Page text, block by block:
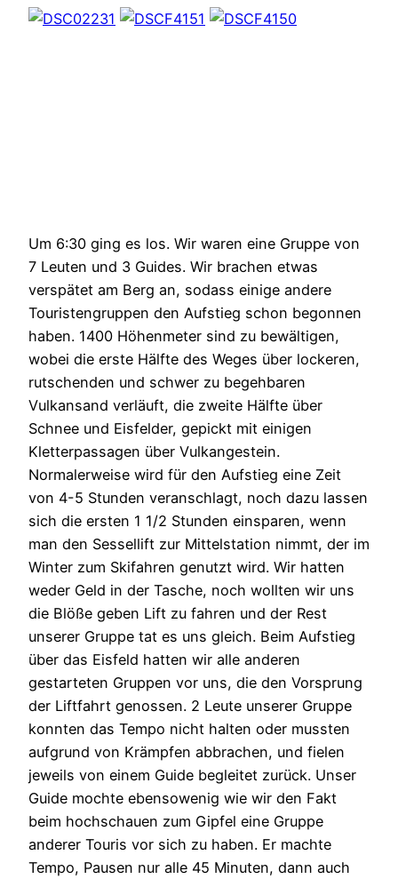
Um 6:30 ging es los. Wir waren eine Gruppe von
7 Leuten und 3 Guides. Wir brachen etwas
verspätet am Berg an, sodass einige andere
Touristengruppen den Aufstieg schon begonnen
haben. 1400 Höhenmeter sind zu bewältigen,
wobei die erste Hälfte des Weges über lockeren,
rutschenden und schwer zu begehbaren
Vulkansand verläuft, die zweite Hälfte über
Schnee und Eisfelder, gepickt mit einigen
Kletterpassagen über Vulkangestein.
Normalerweise wird für den Aufstieg eine Zeit
von 4-5 Stunden veranschlagt, noch dazu lassen
sich die ersten 1 1/2 Stunden einsparen, wenn
man den Sessellift zur Mittelstation nimmt, der im
Winter zum Skifahren genutzt wird. Wir hatten
weder Geld in der Tasche, noch wollten wir uns
die Blöße geben Lift zu fahren und der Rest
unserer Gruppe tat es uns gleich. Beim Aufstieg
über das Eisfeld hatten wir alle anderen
gestarteten Gruppen vor uns, die den Vorsprung
der Liftfahrt genossen. 2 Leute unserer Gruppe
konnten das Tempo nicht halten oder mussten
aufgrund von Krämpfen abbrachen, und fielen
jeweils von einem Guide begleitet zurück. Unser
Guide mochte ebensowenig wie wir den Fakt
beim hochschauen zum Gipfel eine Gruppe
anderer Touris vor sich zu haben. Er machte
Tempo, Pausen nur alle 45 Minuten, dann auch